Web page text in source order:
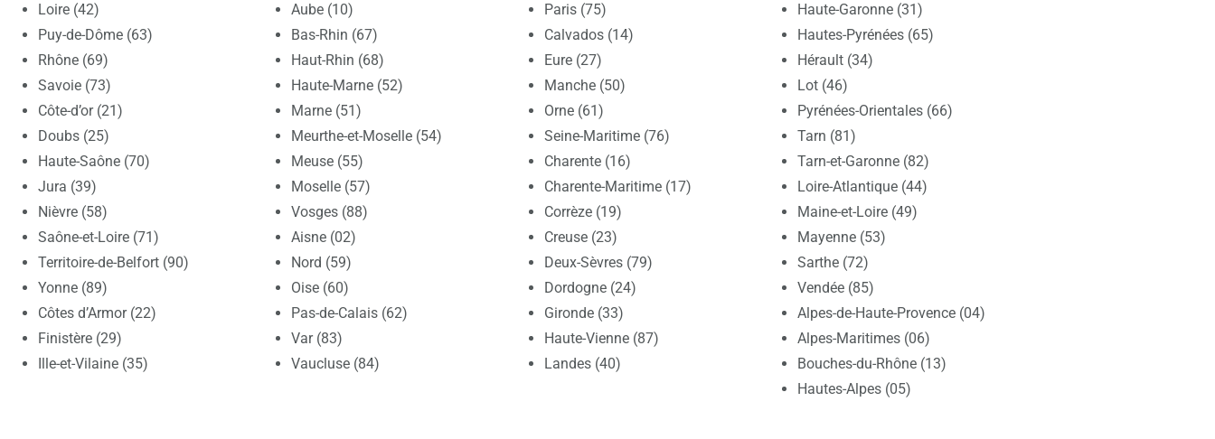
Loire (42)
Puy-de-Dôme (63)
Rhône (69)
Savoie (73)
Côte-d’or (21)
Doubs (25)
Haute-Saône (70)
Jura (39)
Nièvre (58)
Saône-et-Loire (71)
Territoire-de-Belfort (90)
Yonne (89)
Côtes d’Armor (22)
Finistère (29)
Ille-et-Vilaine (35)
Aube (10)
Bas-Rhin (67)
Haut-Rhin (68)
Haute-Marne (52)
Marne (51)
Meurthe-et-Moselle (54)
Meuse (55)
Moselle (57)
Vosges (88)
Aisne (02)
Nord (59)
Oise (60)
Pas-de-Calais (62)
Var (83)
Vaucluse (84)
Paris (75)
Calvados (14)
Eure (27)
Manche (50)
Orne (61)
Seine-Maritime (76)
Charente (16)
Charente-Maritime (17)
Corrèze (19)
Creuse (23)
Deux-Sèvres (79)
Dordogne (24)
Gironde (33)
Haute-Vienne (87)
Landes (40)
Haute-Garonne (31)
Hautes-Pyrénées (65)
Hérault (34)
Lot (46)
Pyrénées-Orientales (66)
Tarn (81)
Tarn-et-Garonne (82)
Loire-Atlantique (44)
Maine-et-Loire (49)
Mayenne (53)
Sarthe (72)
Vendée (85)
Alpes-de-Haute-Provence (04)
Alpes-Maritimes (06)
Bouches-du-Rhône (13)
Hautes-Alpes (05)